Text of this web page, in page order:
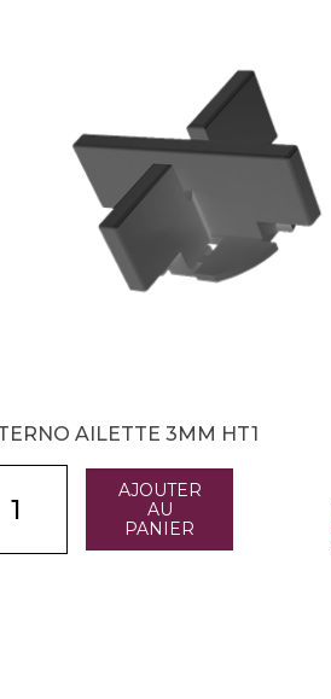
AILETTE 3MM HT1
AJOUTER
AU
PANIER